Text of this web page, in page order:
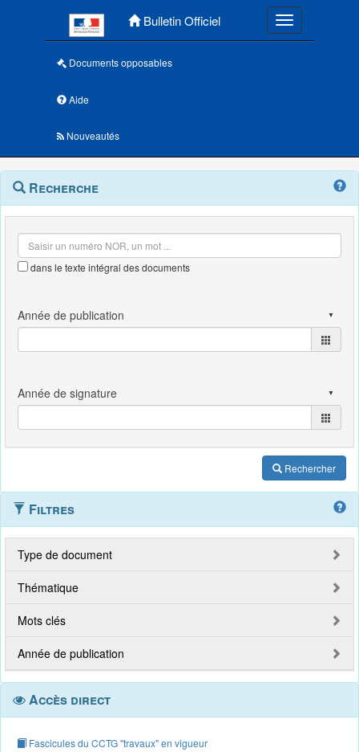
Bulletin Officiel Toggle
Documents opposables
Aide
Nouveautés
Navigation
outils
Menu
contextuel
Recherche
dans le texte intégral des documents
Rechercher
Filtres
Type de document
Thématique
Mots clés
Année de publication
Accès direct
Fascicules du CCTG "travaux" en vigueur